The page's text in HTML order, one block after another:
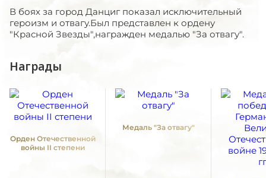
В боях за город Данциг показал исключительный
героизм и отвагу.Был представлен к ордену
"Красной Звезды",награжден медалью "За отвагу".
Награды
Орден Отечественной
войны II степени
Медаль "За отвагу"